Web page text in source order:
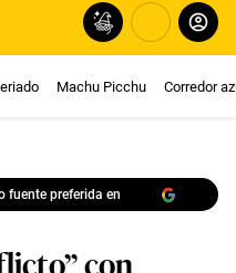
Machu Picchu Corredor
fuente preferida en
con